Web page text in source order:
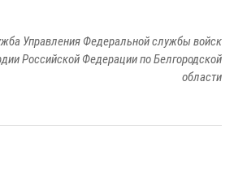
Управления Федеральной службы войск
Российской Федерации по Белгородской
области